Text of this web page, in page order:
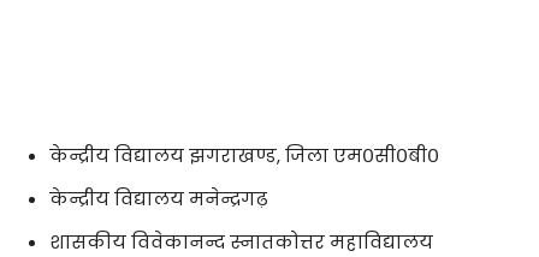
केन्द्रीय विद्यालय झगराखण्ड, जिला एम०सी०बी०
केन्द्रीय विद्यालय मनेन्द्रगढ़
शासकीय विवेकानन्द स्नातकोत्तर महाविद्यालय